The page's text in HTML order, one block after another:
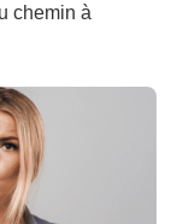
chemin à